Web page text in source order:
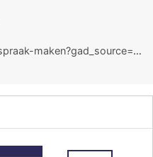
https://www.pearle.nl/afspraak-maken?gad_source=1&gclid=CjwKCAjw1t2pBhAFEiwA_-A-NC3y5bcy95Cyb_gYa-rO